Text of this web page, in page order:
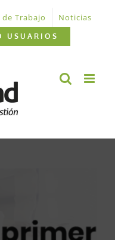
Trabajo
Noticias
USUARIOS